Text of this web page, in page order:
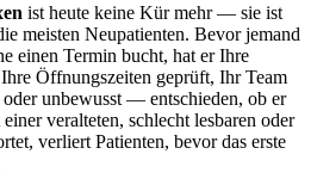
ist heute keine Kür mehr — sie ist
meisten Neupatienten. Bevor jemand
einen Termin bucht, hat er Ihre
Öffnungszeiten geprüft, Ihr Team
unbewusst — entschieden, ob er
veralteten, schlecht lesbaren oder
verliert Patienten, bevor das erste